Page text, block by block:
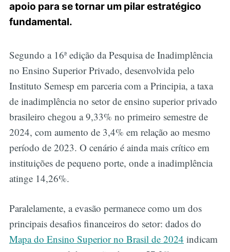
apoio para se tornar um pilar estratégico
fundamental.
Segundo a 16ª edição da Pesquisa de Inadimplência
no Ensino Superior Privado, desenvolvida pelo
Instituto Semesp em parceria com a Principia, a taxa
de inadimplência no setor de ensino superior privado
brasileiro chegou a 9,33% no primeiro semestre de
2024, com aumento de 3,4% em relação ao mesmo
período de 2023. O cenário é ainda mais crítico em
instituições de pequeno porte, onde a inadimplência
atinge 14,26%.
Paralelamente, a evasão permanece como um dos
principais desafios financeiros do setor: dados do
Mapa do Ensino Superior no Brasil de 2024 indicam